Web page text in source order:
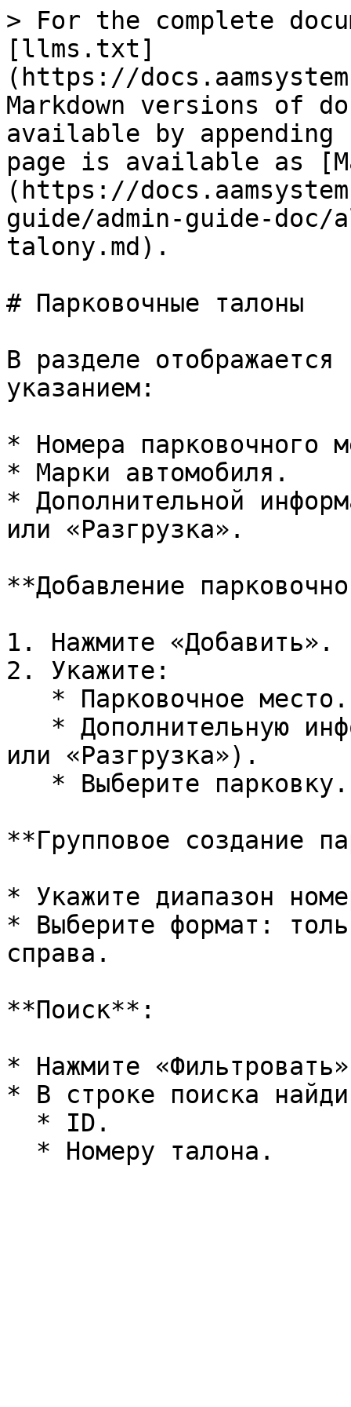
> For the complete
[llms.txt]
(https://
Markdown versions of
available by
page is available as
(https://
guide/admin-guide-
talony.md).
# Парковочные талоны
В разделе
указанием:
* Номера парковочного
* Марки автомобиля.
* Дополнительной
или «Разгрузка».
**Добавление
1. Нажмите «Добавить».
2. Укажите:
или «Разгрузка»).
**Групповое создание
* Укажите диапазон
* Выберите формат:
справа.
**Поиск**:
* Нажмите
* В строке поиска